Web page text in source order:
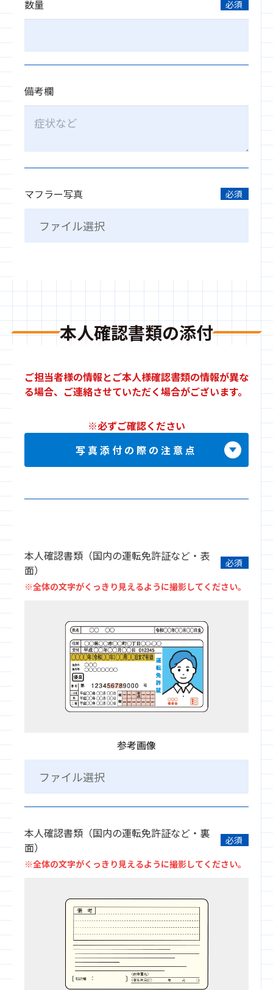
数量 必須
備考欄
マフラー写真 必須
ファイル選択
本人確認書類の添付
ご担当者様の情報とご本人様確認書類の情報が異な
る場合、ご連絡させていただく場合がございます。
※必ずご確認ください
写真添付の際の注意点
◯良い例
×悪い例
※全体の文字がくっきり見えるように撮影してください。
スマホを近づけすぎず、20〜30cm離し画面をタップして
ピントを合わせてください。
本人確認書類（国内の運転免許証など・表
面）
必須
※全体の文字がくっきり見えるように撮影してください。
参考画像
ファイル選択
本人確認書類（国内の運転免許証など・裏
面）
必須
※全体の文字がくっきり見えるように撮影してください。